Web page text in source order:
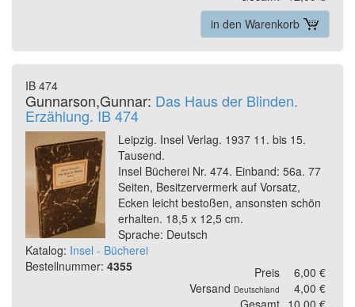
in den Warenkorb
IB 474
Gunnarson,Gunnar: Das Haus der Blinden.
Erzählung. IB 474
Leipzig. Insel Verlag. 1937 11. bis 15.
Tausend.
Insel Bücherei Nr. 474. Einband: 56a. 77
Seiten, Besitzervermerk auf Vorsatz,
Ecken leicht bestoßen, ansonsten schön
erhalten. 18,5 x 12,5 cm.
Sprache: Deutsch
Katalog: Insel - Bücherei
Bestellnummer: 4355 Preis
6,00 €
Versand Deutschland
4,00 €
Gesamt 10,00 €